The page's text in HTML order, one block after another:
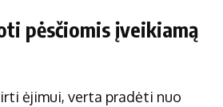
pėsčiomis įveikiamą
ėjimui, verta pradėti nuo